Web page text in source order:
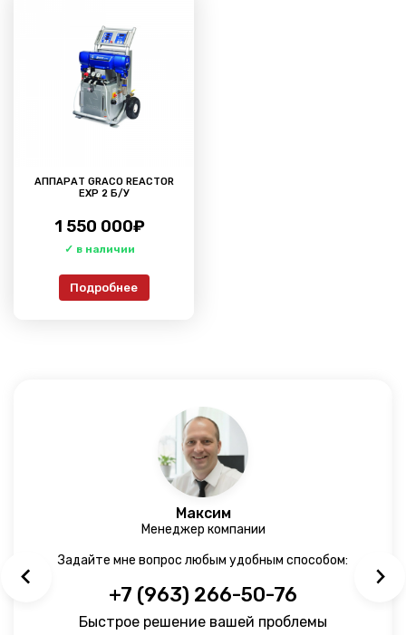
АППАРАТ GRACO REACTOR
EXP 2 Б/У
1 550 000₽
Подробнее
Максим
Менеджер компании
Задайте мне вопрос любым удобным способом:
+7 (963) 266-50-76
Быстрое решение вашей проблемы